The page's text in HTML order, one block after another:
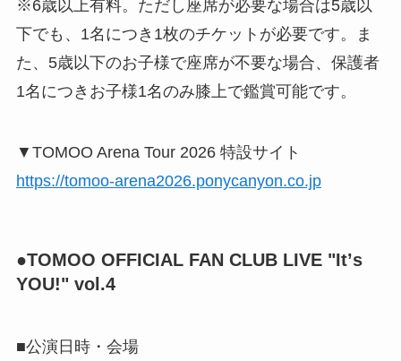
※6歳以上有料。ただし座席が必要な場合は5歳以
下でも、1名につき1枚のチケットが必要です。ま
た、5歳以下のお子様で座席が不要な場合、保護者
1名につきお子様1名のみ膝上で鑑賞可能です。
▼TOMOO Arena Tour 2026 特設サイト
https://tomoo-arena2026.ponycanyon.co.jp
●TOMOO OFFICIAL FAN CLUB LIVE "Itʼs
YOU!" vol.4
■公演日時・会場